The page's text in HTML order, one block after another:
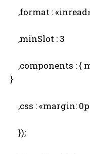
,format :
,minSlot : 3
,components : {
}
,css : «margin:
});